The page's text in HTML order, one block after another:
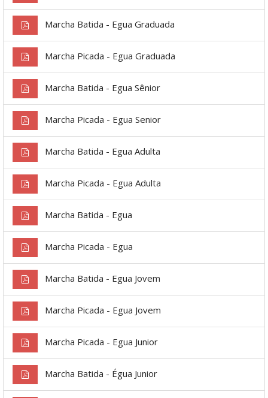
Marcha Batida - Egua Graduada
Marcha Picada - Egua Graduada
Marcha Batida - Egua Sênior
Marcha Picada - Egua Senior
Marcha Batida - Egua Adulta
Marcha Picada - Egua Adulta
Marcha Batida - Egua
Marcha Picada - Egua
Marcha Batida - Egua Jovem
Marcha Picada - Egua Jovem
Marcha Picada - Egua Junior
Marcha Batida - Égua Junior